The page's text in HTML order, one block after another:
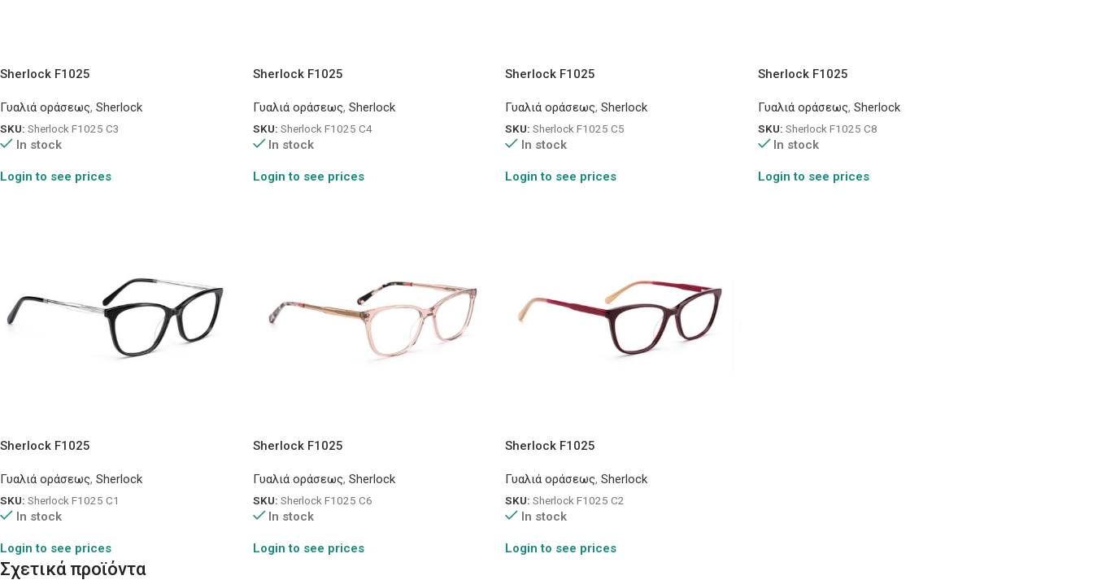
Sherlock F1025
Γυαλιά οράσεως, Sherlock
SKU: Sherlock F1025 C3
In stock
Login to see prices
Sherlock F1025
Γυαλιά οράσεως, Sherlock
SKU: Sherlock F1025 C4
In stock
Login to see prices
Sherlock F1025
Γυαλιά οράσεως, Sherlock
SKU: Sherlock F1025 C5
In stock
Login to see prices
Sherlock F1025
Γυαλιά οράσεως, Sherlock
SKU: Sherlock F1025 C8
In stock
Login to see prices
Sherlock F1025
Γυαλιά οράσεως, Sherlock
SKU: Sherlock F1025 C1
In stock
Login to see prices
Sherlock F1025
Γυαλιά οράσεως, Sherlock
SKU: Sherlock F1025 C6
In stock
Login to see prices
Sherlock F1025
Γυαλιά οράσεως, Sherlock
SKU: Sherlock F1025 C2
In stock
Login to see prices
Σχετικά προϊόντα